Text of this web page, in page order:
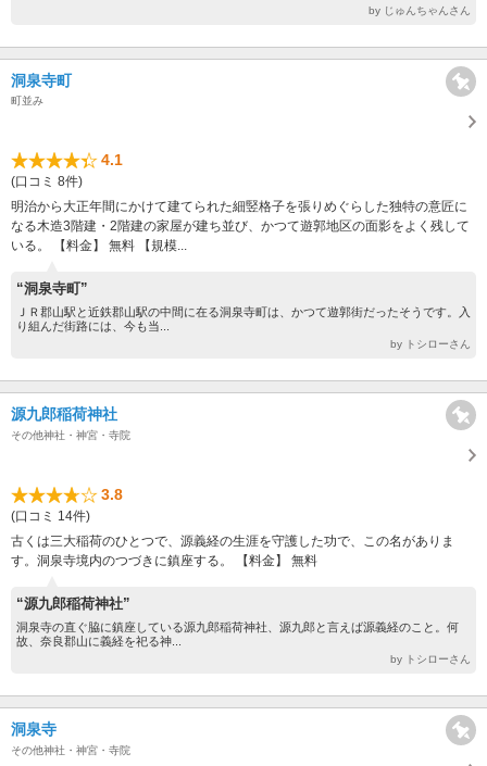
by じゅんちゃんさん
洞泉寺町
町並み
4.1
(口コミ 8件)
明治から大正年間にかけて建てられた細竪格子を張りめぐらした独特の意匠に
なる木造3階建・2階建の家屋が建ち並び、かつて遊郭地区の面影をよく残して
いる。 【料金】 無料 【規模...
“洞泉寺町”
ＪＲ郡山駅と近鉄郡山駅の中間に在る洞泉寺町は、かつて遊郭街だったそうです。入
り組んだ街路には、今も当...
by トシローさん
源九郎稲荷神社
その他神社・神宮・寺院
3.8
(口コミ 14件)
古くは三大稲荷のひとつで、源義経の生涯を守護した功で、この名がありま
す。洞泉寺境内のつづきに鎮座する。 【料金】 無料
“源九郎稲荷神社”
洞泉寺の直ぐ脇に鎮座している源九郎稲荷神社、源九郎と言えば源義経のこと。何
故、奈良郡山に義経を祀る神...
by トシローさん
洞泉寺
その他神社・神宮・寺院